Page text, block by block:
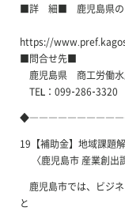
■詳 細■ 鹿児島県のウ
https://
■問合せ先■
鹿児島県 商工労働
TEL：099-286-
19【補助金】地域課題
〈鹿児島市 産業創出
鹿児島市では、ビジ
と